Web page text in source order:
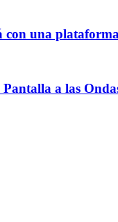
con una
Pantalla a las